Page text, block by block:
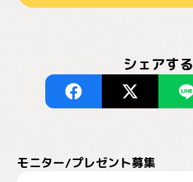
シェアする
モニター/プレゼント募集